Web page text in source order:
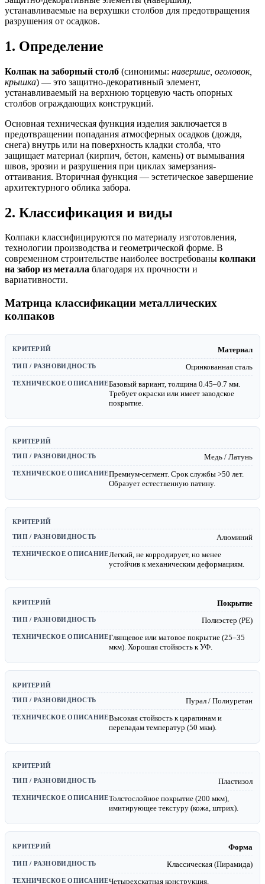
устанавливаемые на верхушки столбов для предотвращения
разрушения от осадков.
1. Определение
Колпак на заборный столб (синонимы: навершие, оголовок,
крышка) — это защитно-декоративный элемент,
устанавливаемый на верхнюю торцевую часть опорных
столбов ограждающих конструкций.
Основная техническая функция изделия заключается в
предотвращении попадания атмосферных осадков (дождя,
снега) внутрь или на поверхность кладки столба, что
защищает материал (кирпич, бетон, камень) от вымывания
швов, эрозии и разрушения при циклах замерзания-
оттаивания. Вторичная функция — эстетическое завершение
архитектурного облика забора.
2. Классификация и виды
Колпаки классифицируются по материалу изготовления,
технологии производства и геометрической форме. В
современном строительстве наиболее востребованы колпаки
на забор из металла благодаря их прочности и
вариативности.
Матрица классификации металлических
колпаков
Материал
Оцинкованная сталь
Базовый вариант, толщина 0.45–0.7 мм.
Требует окраски или имеет заводское
покрытие.
Медь / Латунь
Премиум-сегмент. Срок службы >50 лет.
Образует естественную патину.
Алюминий
Легкий, не корродирует, но менее
устойчив к механическим деформациям.
Покрытие
Полиэстер (PE)
Глянцевое или матовое покрытие (25–35
мкм). Хорошая стойкость к УФ.
Пурал / Полиуретан
Высокая стойкость к царапинам и
перепадам температур (50 мкм).
Пластизол
Толстослойное покрытие (200 мкм),
имитирующее текстуру (кожа, штрих).
Форма
Классическая (Пирамида)
Четырехскатная конструкция,